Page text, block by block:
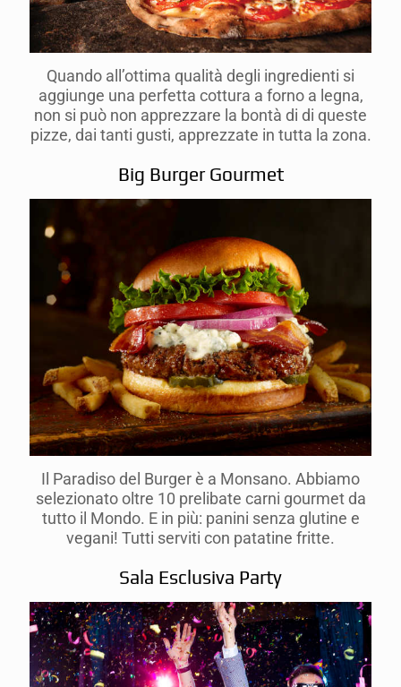
Quando all’ottima qualità degli ingredienti si
aggiunge una perfetta cottura a forno a legna,
non si può non apprezzare la bontà di di queste
pizze, dai tanti gusti, apprezzate in tutta la zona.
Big Burger Gourmet
Il Paradiso del Burger è a Monsano. Abbiamo
selezionato oltre 10 prelibate carni gourmet da
tutto il Mondo. E in più: panini senza glutine e
vegani! Tutti serviti con patatine fritte.
Sala Esclusiva Party